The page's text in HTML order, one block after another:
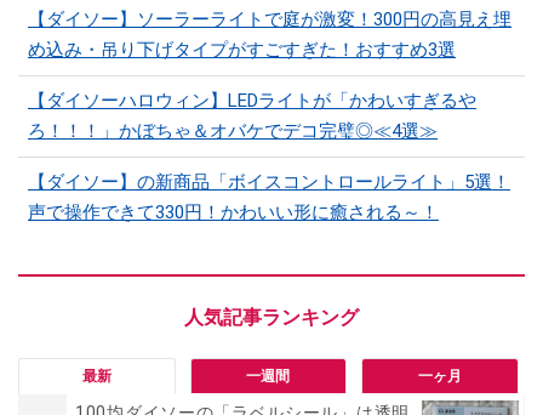
【ダイソー】ソーラーライトで庭が激変！300円の高見え埋
め込み・吊り下げタイプがすごすぎた！おすすめ3選
【ダイソーハロウィン】LEDライトが「かわいすぎるや
ろ！！！」かぼちゃ＆オバケでデコ完璧◎≪4選≫
【ダイソー】の新商品「ボイスコントロールライト」5選！
声で操作できて330円！かわいい形に癒される～！
最新 一週間 一ヶ月